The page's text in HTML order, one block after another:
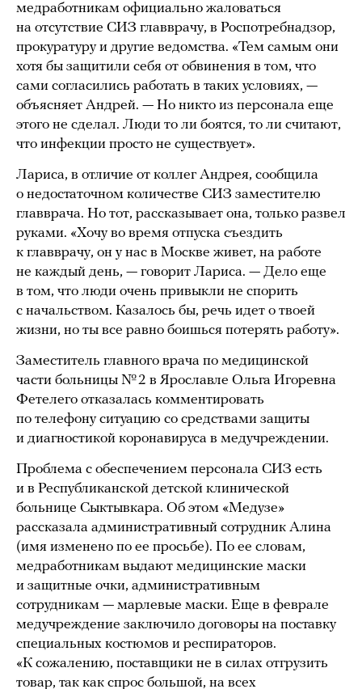
медработникам официально жаловаться
на отсутствие СИЗ главврачу, в Роспотребнадзор,
прокуратуру и другие ведомства. «Тем самым они
хотя бы защитили себя от обвинения в том, что
сами согласились работать в таких условиях, —
объясняет Андрей. — Но никто из персонала еще
этого не сделал. Люди то ли боятся, то ли считают,
что инфекции просто не существует».
Лариса, в отличие от коллег Андрея, сообщила
о недостаточном количестве СИЗ заместителю
главврача. Но тот, рассказывает она, только развел
руками. «Хочу во время отпуска съездить
к главврачу, он у нас в Москве живет, на работе
не каждый день, — говорит Лариса. — Дело еще
в том, что люди очень привыкли не спорить
с начальством. Казалось бы, речь идет о твоей
жизни, но ты все равно боишься потерять работу».
Заместитель главного врача по медицинской
части больницы № 2 в Ярославле Ольга Игоревна
Фетелего отказалась комментировать
по телефону ситуацию со средствами защиты
и диагностикой коронавируса в медучреждении.
Проблема с обеспечением персонала СИЗ есть
и в Республиканской детской клинической
больнице Сыктывкара. Об этом «Медузе»
рассказала административный сотрудник Алина
(имя изменено по ее просьбе). По ее словам,
медработникам выдают медицинские маски
и защитные очки, административным
сотрудникам — марлевые маски. Еще в феврале
медучреждение заключило договоры на поставку
специальных костюмов и респираторов.
«К сожалению, поставщики не в силах отгрузить
товар, так как спрос большой, на всех